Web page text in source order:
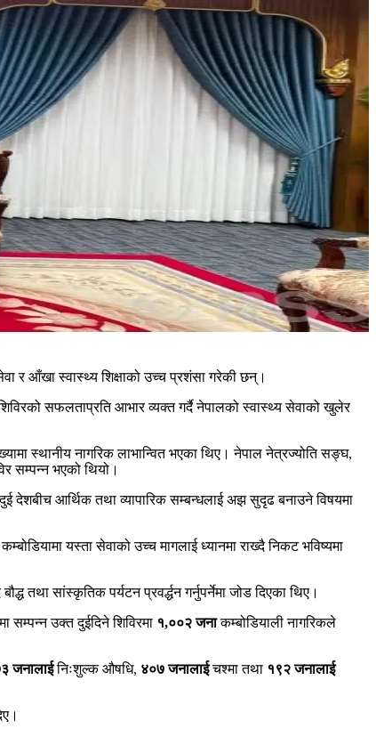
र आँखा स्वास्थ्य शिक्षाको उच्च प्रशंसा गरेकी छन्।
सफलताप्रति आभार व्यक्त गर्दै नेपालको स्वास्थ्य सेवाको खुलेर
स्थानीय नागरिक लाभान्वित भएका थिए। नेपाल नेत्रज्योति सङ्घ,
सम्पन्न भएको थियो।
देशबीच आर्थिक तथा व्यापारिक सम्बन्धलाई अझ सुदृढ बनाउने विषयमा
यस्ता सेवाको उच्च मागलाई ध्यानमा राख्दै निकट भविष्यमा
तथा सांस्कृतिक पर्यटन प्रवर्द्धन गर्नुपर्नेमा जोड दिएका थिए।
सम्पन्न उक्त दुईदिने शिविरमा १,००२ जनाकम्बोडियाली नागरिकले
जनालाईनिःशुल्क औषधि, ४०७ जनालाईचश्मा तथा १९२ जनालाई